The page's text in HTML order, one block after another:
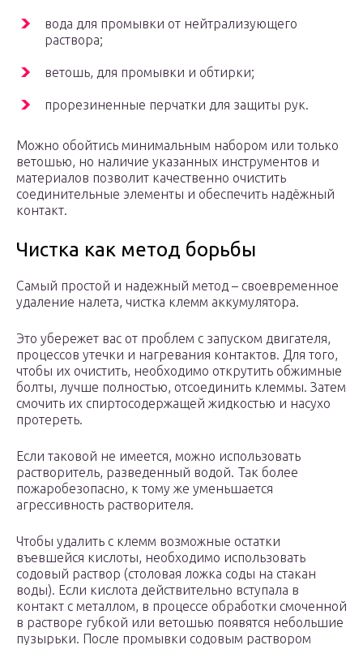
вода для промывки от нейтрализующего
раствора;
ветошь, для промывки и обтирки;
прорезиненные перчатки для защиты рук.
Можно обойтись минимальным набором или только
ветошью, но наличие указанных инструментов и
материалов позволит качественно очистить
соединительные элементы и обеспечить надёжный
контакт.
Чистка как метод борьбы
Самый простой и надежный метод – своевременное
удаление налета, чистка клемм аккумулятора.
Это убережет вас от проблем с запуском двигателя,
процессов утечки и нагревания контактов. Для того,
чтобы их очистить, необходимо открутить обжимные
болты, лучше полностью, отсоединить клеммы. Затем
смочить их спиртосодержащей жидкостью и насухо
протереть.
Если таковой не имеется, можно использовать
растворитель, разведенный водой. Так более
пожаробезопасно, к тому же уменьшается
агрессивность растворителя.
Чтобы удалить с клемм возможные остатки
въевшейся кислоты, необходимо использовать
содовый раствор (столовая ложка соды на стакан
воды). Если кислота действительно вступала в
контакт с металлом, в процессе обработки смоченной
в растворе губкой или ветошью появятся небольшие
пузырьки. После промывки содовым раствором